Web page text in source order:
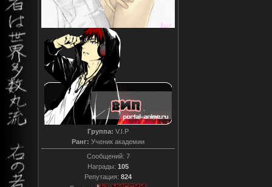
Группа: V.I.P
Ранг: Ученик академии
Сообщений: 7
Награды: 105
Репутация: 824